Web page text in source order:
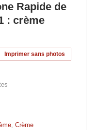
Rapide de
: crème
Imprimer sans photos
, Crème